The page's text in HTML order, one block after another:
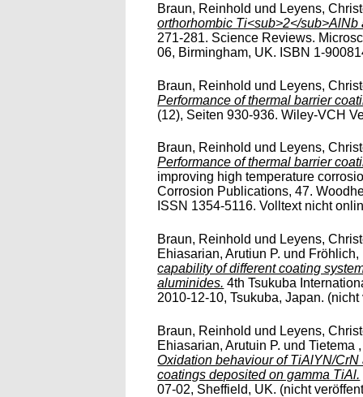
Braun, Reinhold und Leyens,
orthorhombic Ti<sub>2</sub>AlNb
271-281. Science Reviews.
06, Birmingham, UK. ISBN 1-
Braun, Reinhold und Leyens,
Performance of thermal barrier
(12), Seiten 930-936. Wiley-VCH
Braun, Reinhold und Leyens,
Performance of thermal barrier
improving high temperature
Corrosion Publications, 47.
ISSN 1354-5116. Volltext nicht
Braun, Reinhold und Leyens,
Ehiasarian, Arutiun P. und Fröhlich,
capability of different coating
aluminides. 4th Tsukuba
2010-12-10, Tsukuba, Japan.
Braun, Reinhold und Leyens,
Ehiasarian, Arutuin P. undTietema
Oxidation behaviour of TiAlYN/
coatings deposited on gamma TiAl.
07-02, Sheffield, UK. (nicht